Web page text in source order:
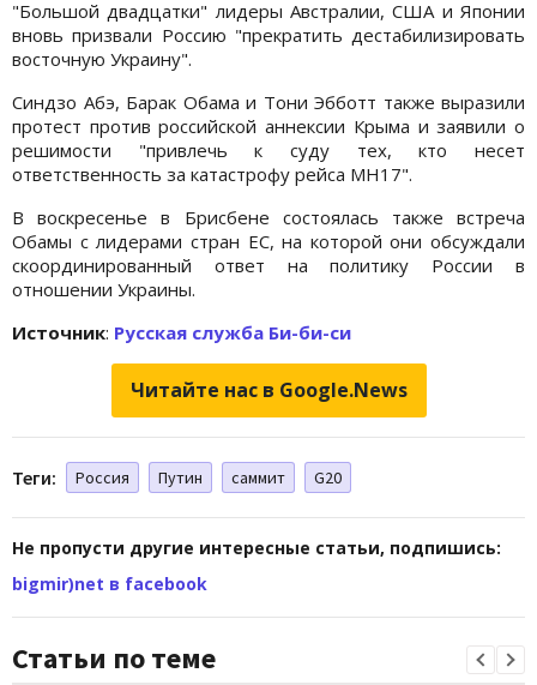
"Большой двадцатки" лидеры Австралии, США и Японии
вновь призвали Россию "прекратить дестабилизировать
восточную Украину".
Синдзо Абэ, Барак Обама и Тони Эбботт также выразили
протест против российской аннексии Крыма и заявили о
решимости "привлечь к суду тех, кто несет
ответственность за катастрофу рейса MH17".
В воскресенье в Брисбене состоялась также встреча
Обамы с лидерами стран ЕС, на которой они обсуждали
скоординированный ответ на политику России в
отношении Украины.
Источник: Русская служба Би-би-си
Читайте нас в Google.News
Теги: Россия Путин саммит G20
Не пропусти другие интересные статьи, подпишись:
bigmir)net в facebook
Статьи по теме